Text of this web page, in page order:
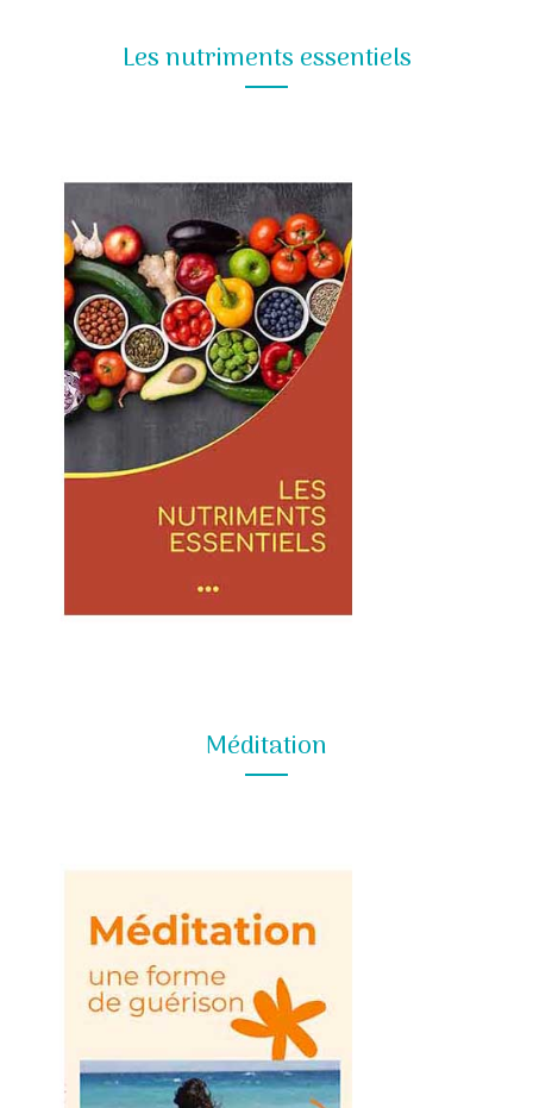
Les nutriments essentiels
Méditation